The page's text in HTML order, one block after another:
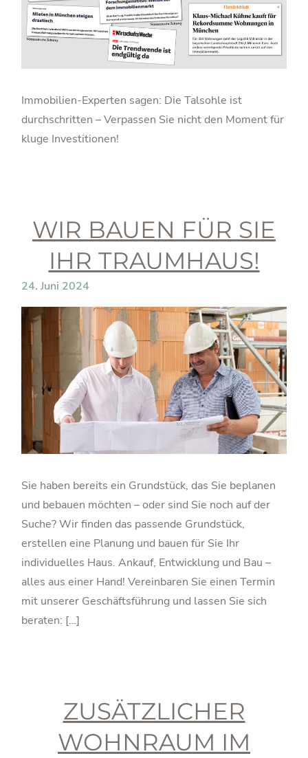
Immobilien-Experten sagen: Die Talsohle ist
durchschritten – Verpassen Sie nicht den Moment für
kluge Investitionen!
WIR BAUEN FÜR SIE
IHR TRAUMHAUS!
24. Juni 2024
Sie haben bereits ein Grundstück, das Sie beplanen
und bebauen möchten – oder sind Sie noch auf der
Suche? Wir finden das passende Grundstück,
erstellen eine Planung und bauen für Sie Ihr
individuelles Haus. Ankauf, Entwicklung und Bau –
alles aus einer Hand! Vereinbaren Sie einen Termin
mit unserer Geschäftsführung und lassen Sie sich
beraten: […]
ZUSÄTZLICHER
WOHNRAUM IM